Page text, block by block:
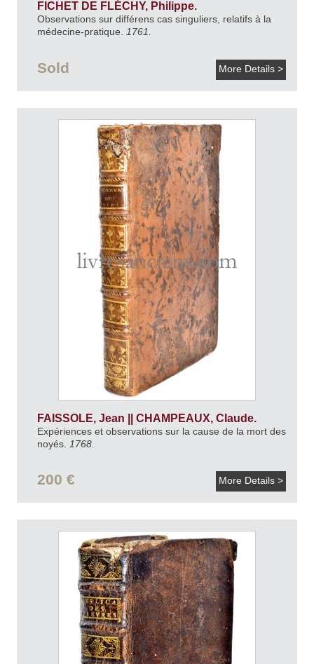
FICHET DE FLÉCHY, Philippe.
Observations sur différens cas singuliers, relatifs à la
médecine-pratique.
1761.
Sold More Details >
FAISSOLE, Jean || CHAMPEAUX, Claude.
Expériences et observations sur la cause de la mort des
noyés.
1768.
200 € More Details >